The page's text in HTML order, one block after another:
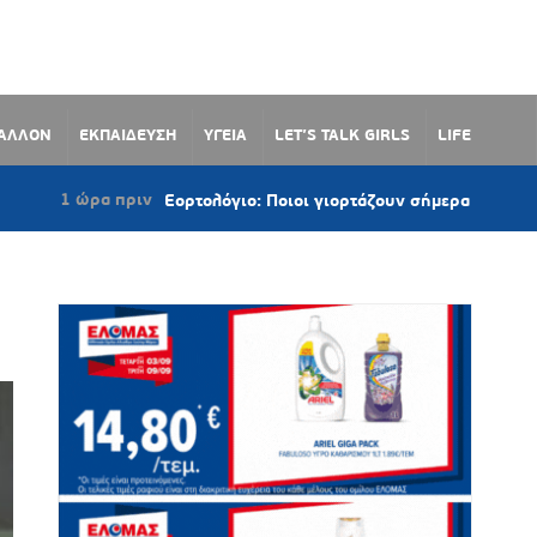
ΕΚΠΑΙΔΕΥΣΗ ΥΓΕΙΑ LET’S TALK GIRLS LIFE
Εορτολόγιο: Ποιοι γιορτάζουν σήμερα 7 Αυγούστου 2026